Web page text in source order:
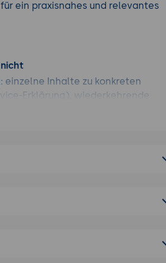
ein praxisnahes und relevantes
nicht
einzelne Inhalte zu konkreten
Erklärung), wiederkehrende
strategische Marken-Stimme
dem Fach, Behind-the-Scenes für
Messe-Eindrücke, Kunden-Erfolgs-
in Sekunden gewinnen, fachliche
erzeugen, junge Zielgruppen für